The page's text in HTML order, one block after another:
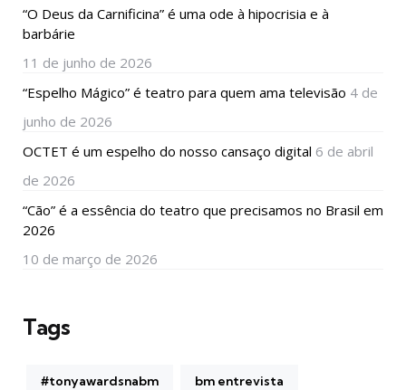
“O Deus da Carnificina” é uma ode à hipocrisia e à
barbárie
11 de junho de 2026
“Espelho Mágico” é teatro para quem ama televisão 4 de
junho de 2026
OCTET é um espelho do nosso cansaço digital 6 de abril
de 2026
“Cão” é a essência do teatro que precisamos no Brasil em
2026
10 de março de 2026
Tags
#tonyawardsnabm bm entrevista